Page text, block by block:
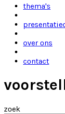
thema's
over ons
contact
zoek